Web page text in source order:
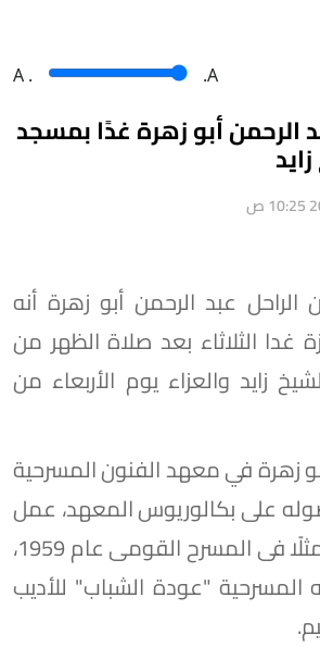
A . .A
الرحمن أبو زهرة غدًا بمسجد
الراحل عبد الرحمن أبو زهرة أنه
غدا الثلاثاء بعد صلاة الظهر من
زايد والعزاء يوم الأربعاء من
زهرة في معهد الفنون المسرحية
بعد حصوله على بكالوريوس المعهد، عمل
موظفًا ثم عين ممثلًا فى المسرح القومى عام 1959،
المسرحية "عودة الشباب" للأديب